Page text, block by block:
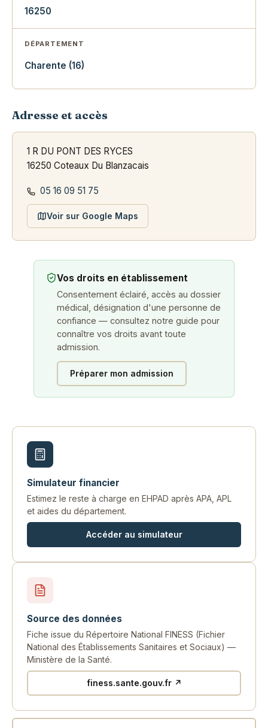
16250
DÉPARTEMENT
Charente (16)
Adresse et accès
1 R DU PONT DES RYCES
16250 Coteaux Du Blanzacais
05 16 09 51 75
Voir sur Google Maps
Vos droits en établissement
Consentement éclairé, accès au dossier
médical, désignation d'une personne de
confiance — consultez notre guide pour
connaître vos droits avant toute
admission.
Préparer mon admission
Simulateur financier
Estimez le reste à charge en EHPAD après APA, APL
et aides du département.
Accéder au simulateur
Source des données
Fiche issue du Répertoire National FINESS (Fichier
National des Établissements Sanitaires et Sociaux) —
Ministère de la Santé.
finess.sante.gouv.fr ↗